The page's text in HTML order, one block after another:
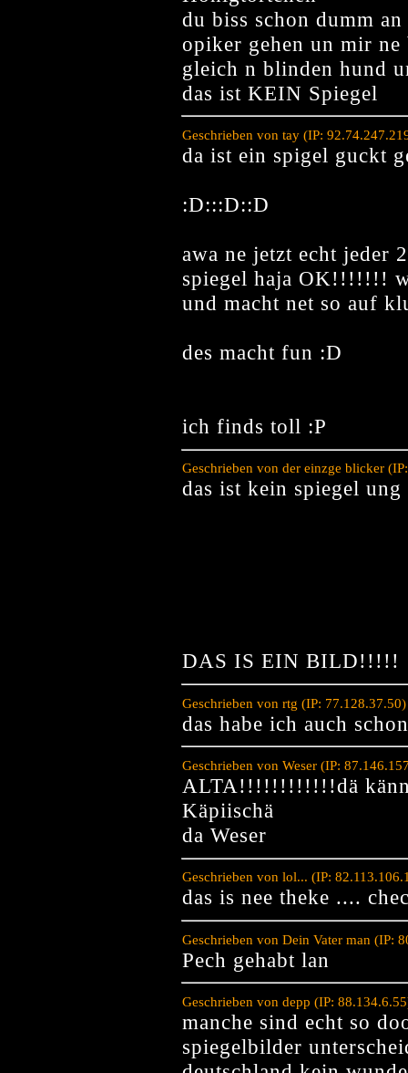
du biss schon dumm
opiker gehen un mir ne
gleich n blinden hund
das ist KEIN Spiegel
Geschrieben von tay (IP:
da ist ein spigel guckt
:D:::D::D
awa ne jetzt echt jeder
spiegel haja OK!!!!!!!
und macht net so auf
des macht fun :D
ich finds toll :P
Geschrieben von der einzge blicker
das ist kein spiegel
DAS IS EIN BILD!!!!!
Geschrieben von rtg (IP:
das habe ich auch
Geschrieben von Weser (IP:
ALTA!!!!!!!!!!!!dä
Käpiischä
da Weser
Geschrieben von lol... (IP:
das is nee theke ....
Geschrieben von Dein Vater man (IP:
Pech gehabt lan
Geschrieben von depp (IP:
manche sind echt so
spiegelbilder